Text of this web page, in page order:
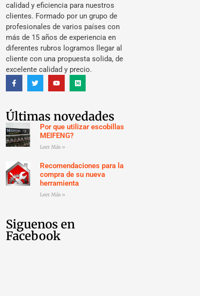
calidad y eficiencia para nuestros
clientes. Formado por un grupo de
profesionales de varios países con
más de 15 años de experiencia en
diferentes rubros logramos llegar al
cliente con una propuesta solida, de
excelente calidad y precio.
Últimas novedades
Por que utilizar escobillas
MEIFENG?
Leer Más »
Recomendaciones para la
compra de su nueva
herramienta
Leer Más »
Siguenos en
Facebook